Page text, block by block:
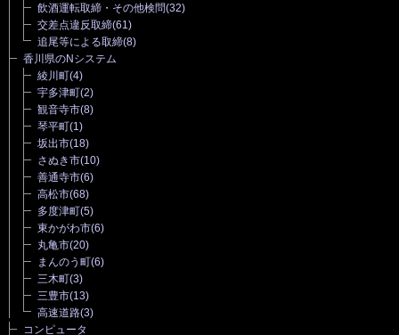
飲酒運転取締・その他検問(32)
交差点違反取締(61)
追尾等による取締(8)
香川県のNシステム
綾川町(4)
宇多津町(2)
観音寺市(8)
琴平町(1)
坂出市(18)
さぬき市(10)
善通寺市(6)
高松市(68)
多度津町(5)
東かがわ市(6)
丸亀市(20)
まんのう町(6)
三木町(3)
三豊市(13)
高速道路(3)
コンピュータ